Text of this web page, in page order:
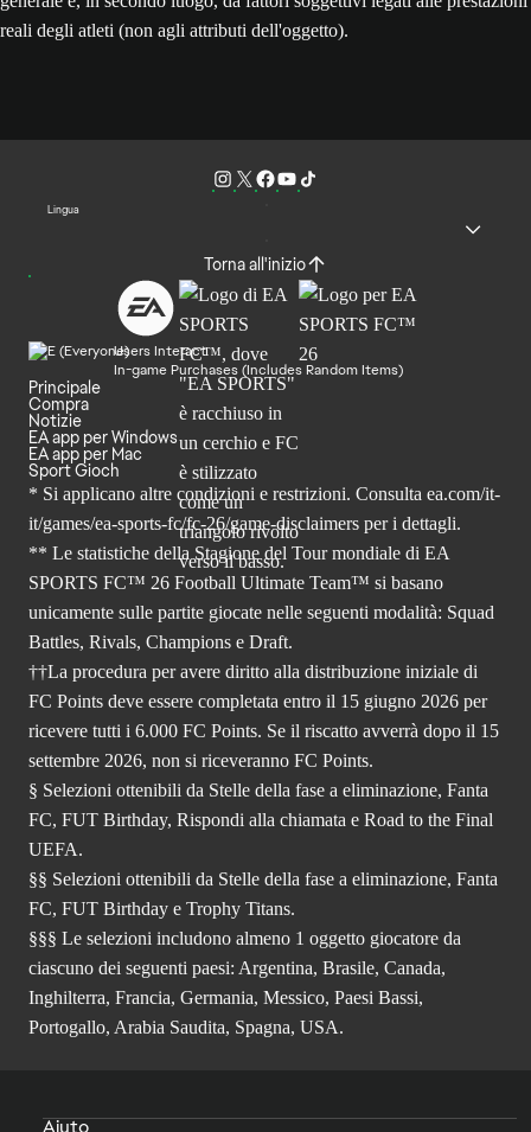
reali degli atleti (non agli attributi dell'oggetto).
Lingua
Torna all'inizio
Users Interact
In-game Purchases (Includes Random Items)
Principale
Compra
Notizie
EA app per Windows
EA app per Mac
Sport Gioch
* Si applicano altre condizioni e restrizioni. Consulta ea.com/it-
it/games/ea-sports-fc/fc-26/game-disclaimers per i dettagli.
** Le statistiche della Stagione del Tour mondiale di EA
SPORTS FC™ 26 Football Ultimate Team™ si basano
unicamente sulle partite giocate nelle seguenti modalità: Squad
Battles, Rivals, Champions e Draft.
††La procedura per avere diritto alla distribuzione iniziale di
FC Points deve essere completata entro il 15 giugno 2026 per
ricevere tutti i 6.000 FC Points. Se il riscatto avverrà dopo il 15
settembre 2026, non si riceveranno FC Points.
§ Selezioni ottenibili da Stelle della fase a eliminazione, Fanta
FC, FUT Birthday, Rispondi alla chiamata e Road to the Final
UEFA.
§§ Selezioni ottenibili da Stelle della fase a eliminazione, Fanta
FC, FUT Birthday e Trophy Titans.
§§§ Le selezioni includono almeno 1 oggetto giocatore da
ciascuno dei seguenti paesi: Argentina, Brasile, Canada,
Inghilterra, Francia, Germania, Messico, Paesi Bassi,
Portogallo, Arabia Saudita, Spagna, USA.
Aiuto